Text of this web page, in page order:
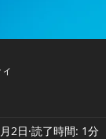
2日 読了時間: 1分